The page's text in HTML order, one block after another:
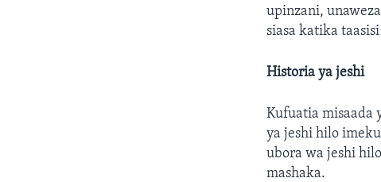
upinzani,
siasa katika
Historia ya jeshi
Kufuatia misaada
ya jeshi hilo
ubora wa jeshi
mashaka.